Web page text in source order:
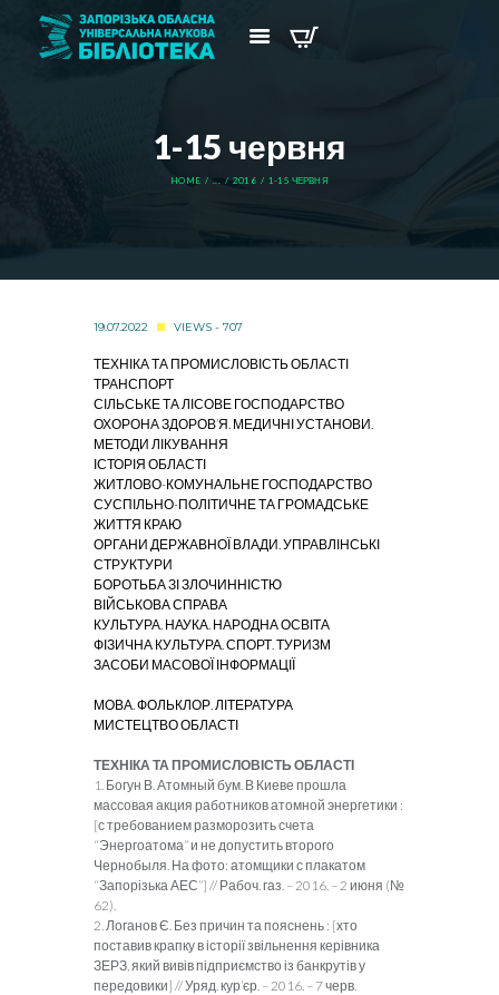
1-15 червня
HOME ... 2016 1-15 ЧЕРВНЯ
19.07.2022 VIEWS - 707
ТЕХНІКА ТА ПРОМИСЛОВІСТЬ ОБЛАСТІ
ТРАНСПОРТ
СІЛЬСЬКЕ ТА ЛІСОВЕ ГОСПОДАРСТВО
ОХОРОНА ЗДОРОВ’Я. МЕДИЧНІ УСТАНОВИ.
МЕТОДИ ЛІКУВАННЯ
ІСТОРІЯ ОБЛАСТІ
ЖИТЛОВО-КОМУНАЛЬНЕ ГОСПОДАРСТВО
СУСПІЛЬНО-ПОЛІТИЧНЕ ТА ГРОМАДСЬКЕ
ЖИТТЯ КРАЮ
ОРГАНИ ДЕРЖАВНОЇ ВЛАДИ. УПРАВЛІНСЬКІ
СТРУКТУРИ
БОРОТЬБА ЗІ ЗЛОЧИННІСТЮ
ВІЙСЬКОВА СПРАВА
КУЛЬТУРА. НАУКА. НАРОДНА ОСВІТА
ФІЗИЧНА КУЛЬТУРА. СПОРТ. ТУРИЗМ
ЗАСОБИ МАСОВОЇ ІНФОРМАЦІЇ
МОВА. ФОЛЬКЛОР. ЛІТЕРАТУРА
МИСТЕЦТВО ОБЛАСТІ
ТЕХНІКА ТА ПРОМИСЛОВІСТЬ ОБЛАСТІ
1. Богун В. Атомный бум. В Киеве прошла
массовая акция работников атомной энергетики :
[с требованием разморозить счета
“Энергоатома” и не допустить второго
Чернобыля. На фото: атомщики с плакатом
“Запорізька АЕС”] // Рабоч. газ. – 2016. – 2 июня (№
62).
2. Логанов Є. Без причин та пояснень : [хто
поставив крапку в історії звільнення керівника
ЗЕРЗ, який вивів підприємство із банкрутів у
передовики] // Уряд. кур’єр. – 2016. – 7 черв.